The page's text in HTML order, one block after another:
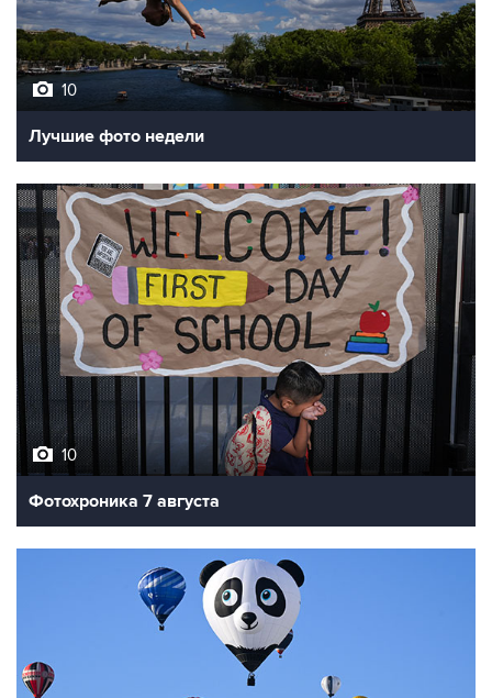
10
Лучшие фото недели
10
Фотохроника 7 августа